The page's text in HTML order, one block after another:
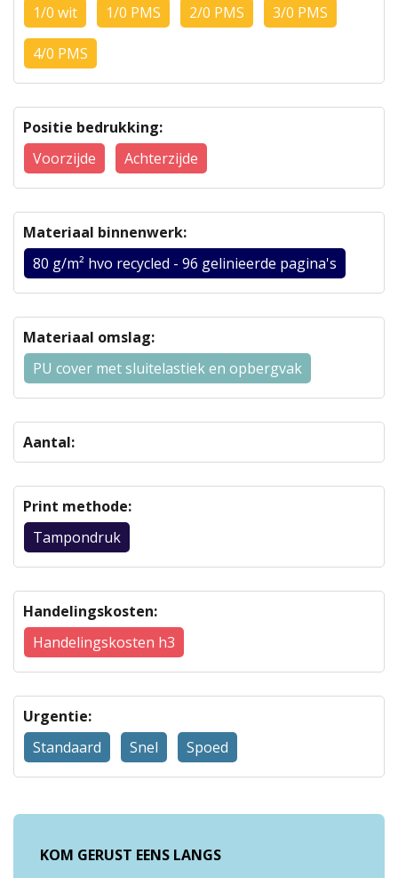
1/0 wit 1/0 PMS 2/0 PMS 3/0 PMS
4/0 PMS
Positie bedrukking:
Voorzijde
Achterzijde
Materiaal binnenwerk:
80 g/m² hvo recycled - 96 gelinieerde pagina's
Materiaal omslag:
PU cover met sluitelastiek en opbergvak
Aantal:
Print methode:
Tampondruk
Handelingskosten:
Handelingskosten h3
Urgentie:
Standaard
Snel Spoed
KOM GERUST EENS LANGS